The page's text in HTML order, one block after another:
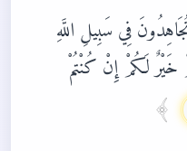
فِي سَبِيلِ اللَّهِ
خَيْرٌ لَكُمْ إِنْ كُنْتُمْ